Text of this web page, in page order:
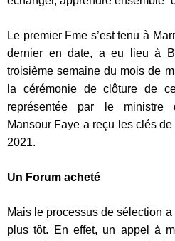
Le premier Fme s’est tenu à
dernier en date, a eu lieu à
troisième semaine du mois de
la cérémonie de clôture de
représentée par le ministre
Mansour Faye a reçu les clés
2021.
Un Forum acheté
Mais le processus de sélection
plus tôt. En effet, un appel à